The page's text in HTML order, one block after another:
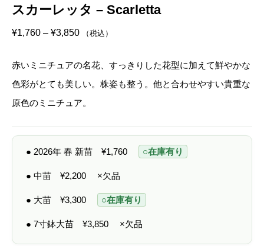
スカーレッタ – Scarletta
¥1,760 – ¥3,850価
:
¥
1
,
7
6
–
¥
,
5
（税込）
赤いミニチュアの名花、すっきりした花型に加えて鮮やかな
色彩がとても美しい。株姿も整う。他と合わせやすい貴重な
原色のミニチュア。
● 2026年 春 新苗 ¥1,760 ○在庫有り
● 中苗 ¥2,200 ×欠品
● 大苗 ¥3,300 ○在庫有り
● 7寸鉢大苗 ¥3,850 ×欠品